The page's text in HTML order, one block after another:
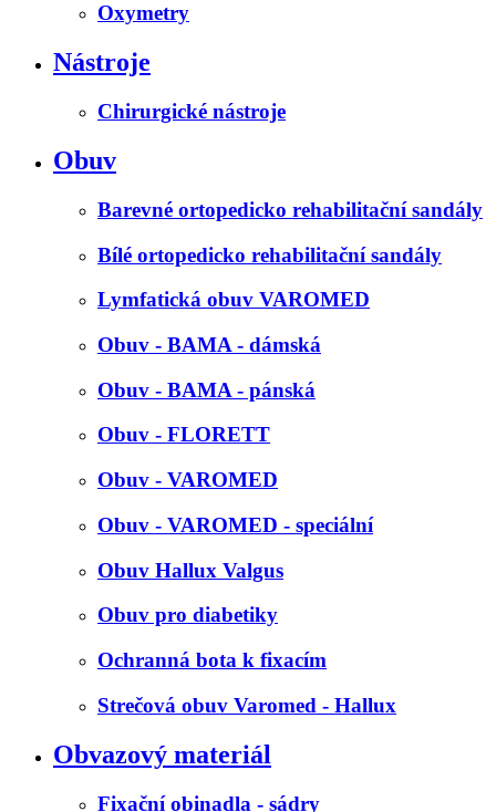
Oxymetry
Nástroje
Chirurgické nástroje
Obuv
Barevné ortopedicko rehabilitační sandály
Bílé ortopedicko rehabilitační sandály
Lymfatická obuv VAROMED
Obuv - BAMA - dámská
Obuv - BAMA - pánská
Obuv - FLORETT
Obuv - VAROMED
Obuv - VAROMED - speciální
Obuv Hallux Valgus
Obuv pro diabetiky
Ochranná bota k fixacím
Strečová obuv Varomed - Hallux
Obvazový materiál
Fixační obinadla - sádry